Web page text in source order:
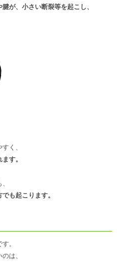
腱が、小さい断裂等を起こし、
く、
す。
も起こります。
。
は、